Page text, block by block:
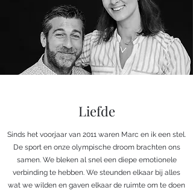
Liefde
Sinds het voorjaar van 2011 waren Marc en ik een stel.
De sport en onze olympische droom brachten ons
samen. We bleken al snel een diepe emotionele
verbinding te hebben. We steunden elkaar bij alles
wat we wilden en gaven elkaar de ruimte om te doen